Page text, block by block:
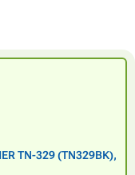
TN-329 (TN329BK),